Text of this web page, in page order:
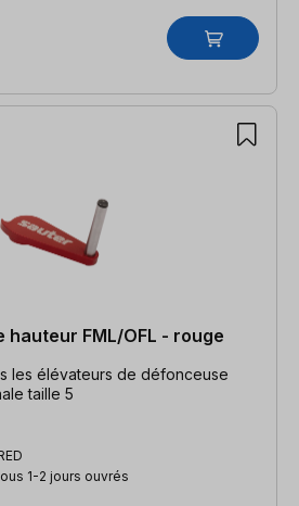
hauteur FML/OFL - rouge
les élévateurs de défonceuse
taille 5
1-2 jours ouvrés